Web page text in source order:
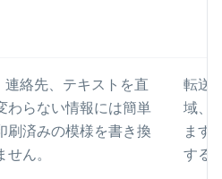
連絡先、テキストを直
わらない情報には簡単
刷済みの模様を書き換
ん。
転送
域、
ます
する